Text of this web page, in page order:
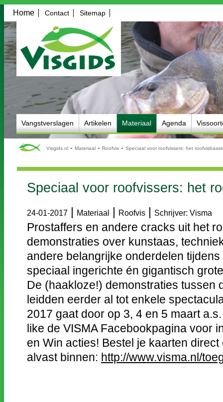
Home Contact Sitemap
Vangstverslagen Artikelen Materiaal Agenda
Visgids.nl - Materiaal - Roofvis - Speciaal voor roofvissers: het
Speciaal voor roofvissers: het
24-01-2017 | Materiaal | Roofvis | Schrijver: Visma
Prostaffers en andere cracks uit het
demonstraties over kunstaas,
andere belangrijke onderdelen
speciaal ingerichte én gigantisch
De (haakloze!) demonstraties tussen
leidden eerder al tot enkele
2017 gaat door op 3, 4 en 5 maart
like de VISMA Facebookpagina voor
en Win acties! Bestel je kaarten
alvast binnen: http://www.visma.nl/